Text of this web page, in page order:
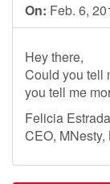
On: Feb. 6,
Hey there,
Could you tell
you tell me
Felicia Estrada
CEO, MNesty,